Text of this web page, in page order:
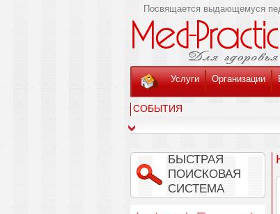
Посвящается выдающемуся
Услуги Организации
СОБЫТИЯ
БЫСТРАЯ
ПОИСКОВАЯ
СИСТЕМА